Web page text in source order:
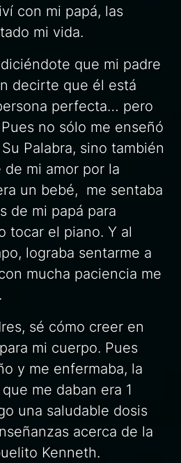
con mi papá, las
mi vida.
que mi padre
decirte que él está
perfecta… pero
no sólo me enseñó
Palabra, sino también
mi amor por la
un bebé, me sentaba
de mi papá para
tocar el piano. Y al
lograba sentarme a
mucha paciencia me
sé cómo creer en
mi cuerpo. Pues
y me enfermaba, la
me daban era 1
una saludable dosis
acerca de la
Kenneth.